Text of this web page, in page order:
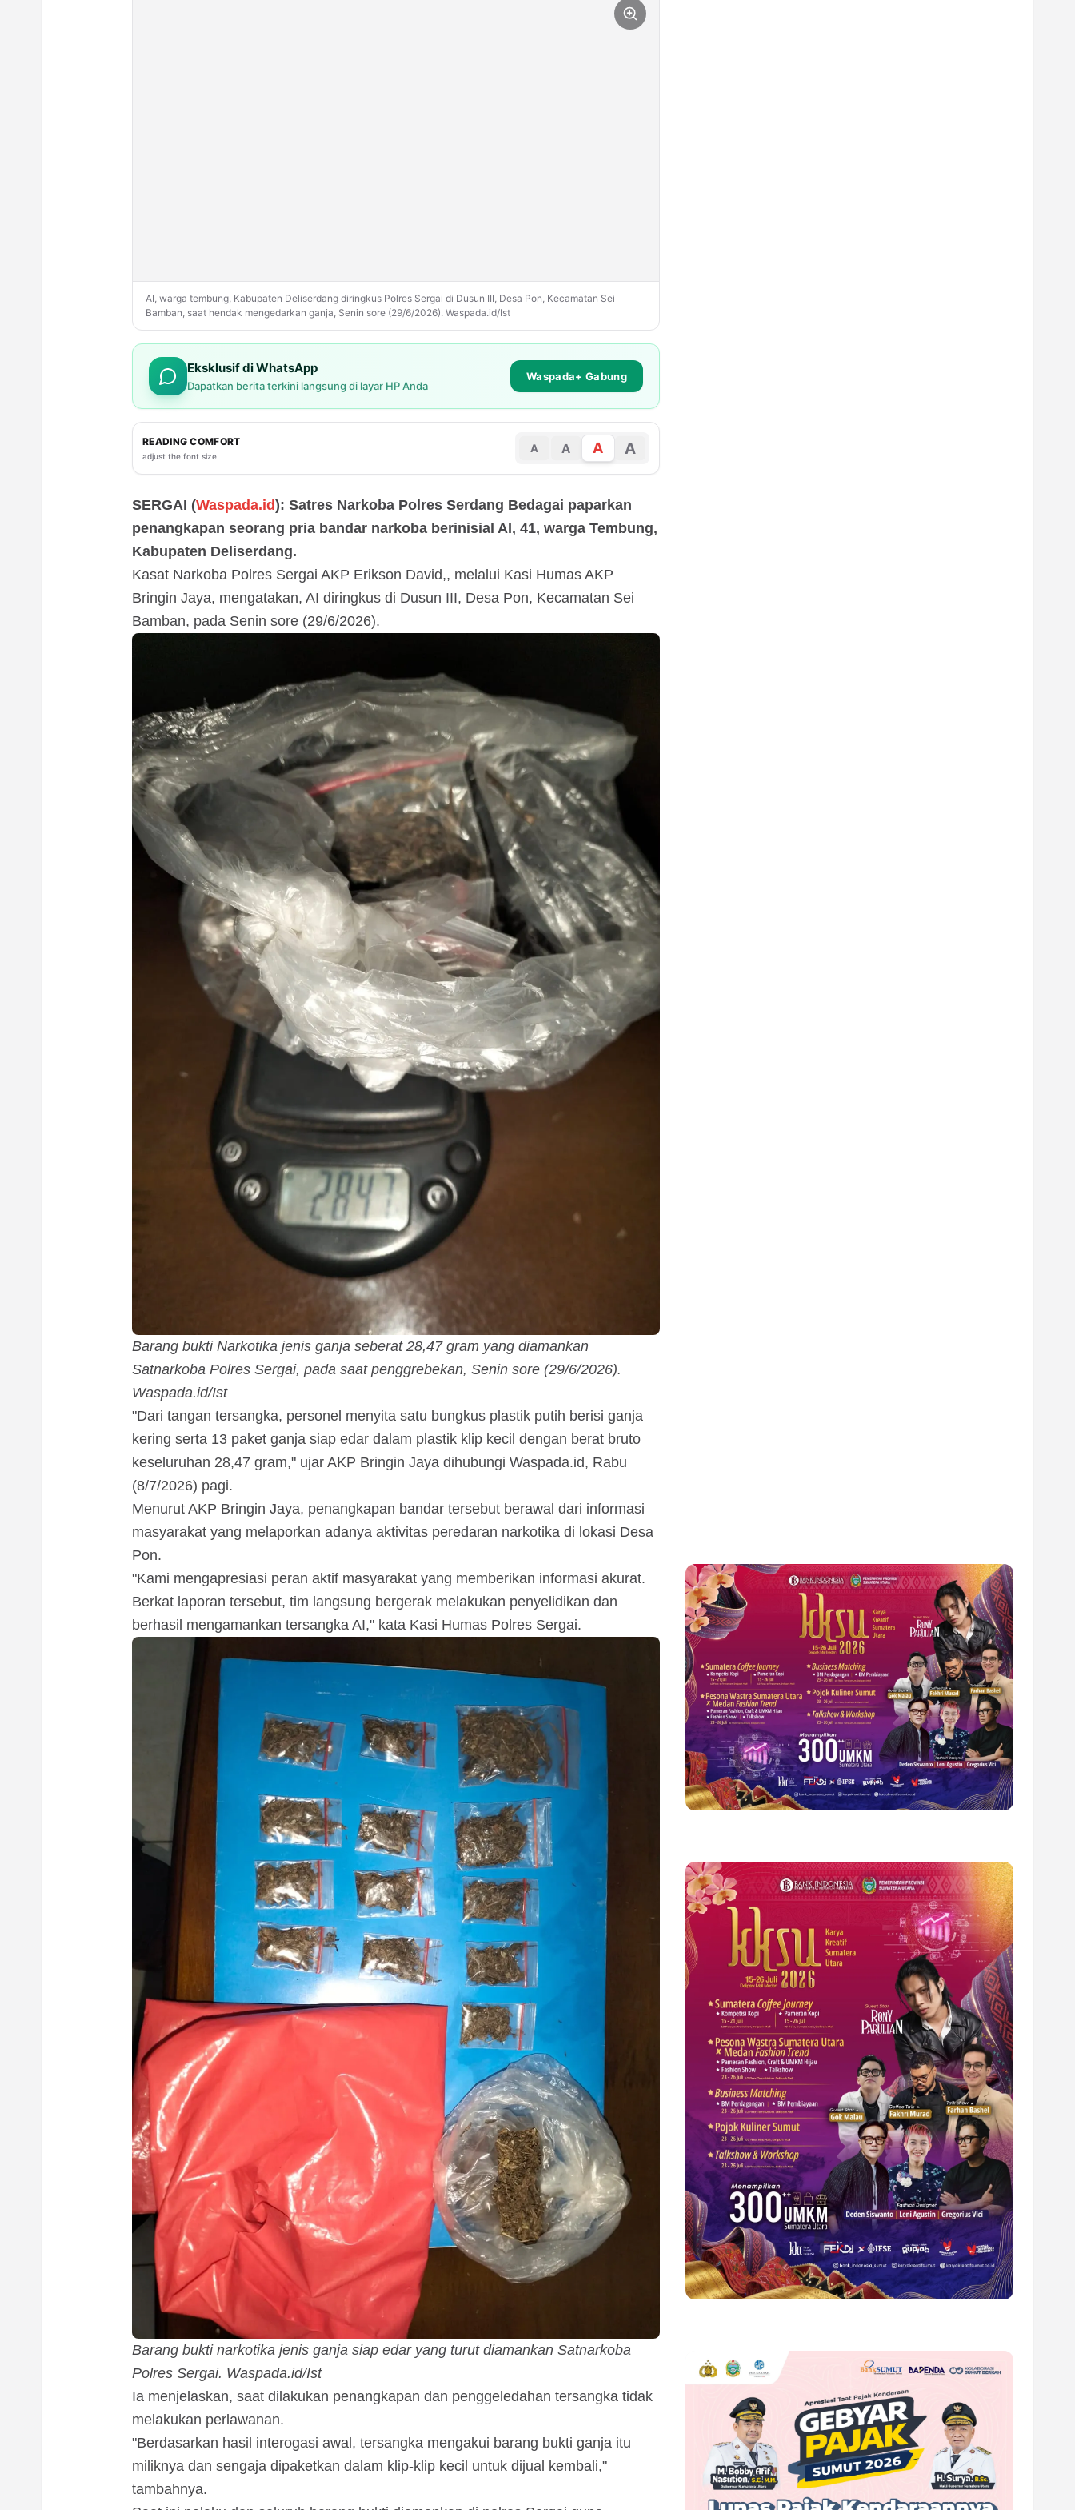
AI, warga tembung, Kabupaten Deliserdang diringkus Polres Sergai di Dusun III, Desa Pon, Kecamatan Sei
Bamban, saat hendak mengedarkan ganja, Senin sore (29/6/2026). Waspada.id/Ist
Eksklusif di WhatsApp
Dapatkan berita terkini langsung di layar HP Anda
Waspada+ Gabung
READING COMFORT
adjust the font size
A A A A
SERGAI (Waspada.id): Satres Narkoba Polres Serdang Bedagai paparkan
penangkapan seorang pria bandar narkoba berinisial AI, 41, warga Tembung,
Kabupaten Deliserdang.
Kasat Narkoba Polres Sergai AKP Erikson David,, melalui Kasi Humas AKP
Bringin Jaya, mengatakan, AI diringkus di Dusun III, Desa Pon, Kecamatan Sei
Bamban, pada Senin sore (29/6/2026).
Barang bukti Narkotika jenis ganja seberat 28,47 gram yang diamankan
Satnarkoba Polres Sergai, pada saat penggrebekan, Senin sore (29/6/2026).
Waspada.id/Ist
"Dari tangan tersangka, personel menyita satu bungkus plastik putih berisi ganja
kering serta 13 paket ganja siap edar dalam plastik klip kecil dengan berat bruto
keseluruhan 28,47 gram," ujar AKP Bringin Jaya dihubungi Waspada.id, Rabu
(8/7/2026) pagi.
Menurut AKP Bringin Jaya, penangkapan bandar tersebut berawal dari informasi
masyarakat yang melaporkan adanya aktivitas peredaran narkotika di lokasi Desa
Pon.
"Kami mengapresiasi peran aktif masyarakat yang memberikan informasi akurat.
Berkat laporan tersebut, tim langsung bergerak melakukan penyelidikan dan
berhasil mengamankan tersangka AI," kata Kasi Humas Polres Sergai.
Barang bukti narkotika jenis ganja siap edar yang turut diamankan Satnarkoba
Polres Sergai. Waspada.id/Ist
Ia menjelaskan, saat dilakukan penangkapan dan penggeledahan tersangka tidak
melakukan perlawanan.
"Berdasarkan hasil interogasi awal, tersangka mengakui barang bukti ganja itu
miliknya dan sengaja dipaketkan dalam klip-klip kecil untuk dijual kembali,"
tambahnya.